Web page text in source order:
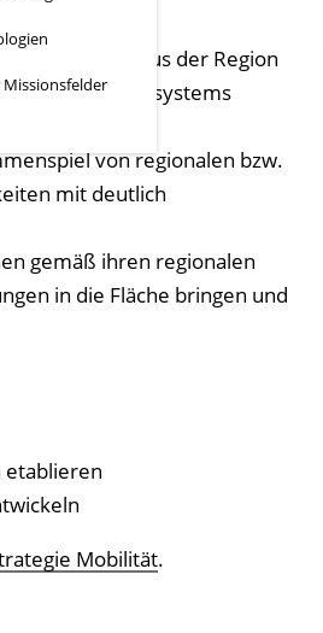
in und aus der Region
Mobilitätssystems
von regionalen bzw.
mit deutlich
gemäß ihren regionalen
in die Fläche bringen und
etablieren
Mobilität.